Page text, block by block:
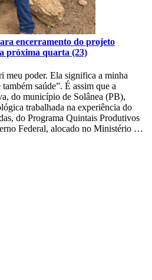
encerramento do projeto
próxima quarta (23)
meu poder. Ela significa a minha
saúde”. É assim que a
do município de Solânea (PB),
trabalhada na experiência do
do Programa Quintais Produtivos
Federal, alocado no Ministério …